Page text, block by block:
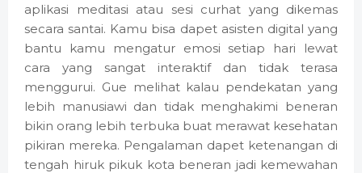
aplikasi meditasi atau sesi curhat yang dikemas
secara santai. Kamu bisa dapet asisten digital yang
bantu kamu mengatur emosi setiap hari lewat
cara yang sangat interaktif dan tidak terasa
menggurui. Gue melihat kalau pendekatan yang
lebih manusiawi dan tidak menghakimi beneran
bikin orang lebih terbuka buat merawat kesehatan
pikiran mereka. Pengalaman dapet ketenangan di
tengah hiruk pikuk kota beneran jadi kemewahan